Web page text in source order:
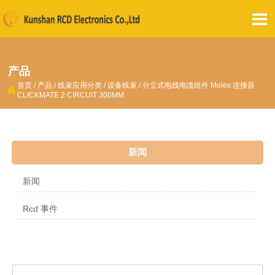

产品
 首页 / 产品 /线束应用分类 /设备线束 /分立式电线电缆组件 Molex 连接器
CLICKMATE 2 CIRCUIT 300MM
新闻
新闻
Rcd 事件